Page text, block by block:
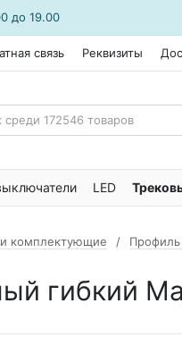
до 19.00
связь Реквизиты
LED
комплектующие
гибкий